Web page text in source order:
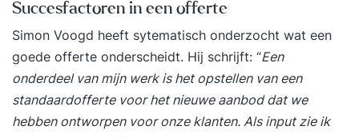
Succesfactoren in een offerte
Simon Voogd heeft sytematisch onderzocht wat een
goede offerte onderscheidt. Hij schrijft: “Een
onderdeel van mijn werk is het opstellen van een
standaardofferte voor het nieuwe aanbod dat we
hebben ontworpen voor onze klanten. Als input zie ik